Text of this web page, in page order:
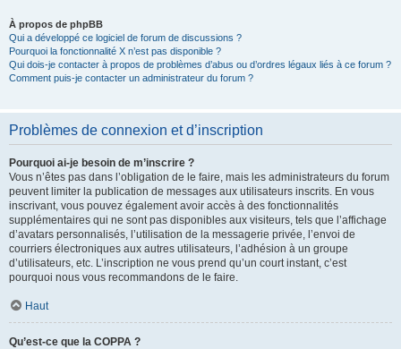
À propos de phpBB
Qui a développé ce logiciel de forum de discussions ?
Pourquoi la fonctionnalité X n’est pas disponible ?
Qui dois-je contacter à propos de problèmes d’abus ou d’ordres légaux liés à ce forum ?
Comment puis-je contacter un administrateur du forum ?
Problèmes de connexion et d’inscription
Pourquoi ai-je besoin de m’inscrire ?
Vous n’êtes pas dans l’obligation de le faire, mais les administrateurs du forum
peuvent limiter la publication de messages aux utilisateurs inscrits. En vous
inscrivant, vous pouvez également avoir accès à des fonctionnalités
supplémentaires qui ne sont pas disponibles aux visiteurs, tels que l’affichage
d’avatars personnalisés, l’utilisation de la messagerie privée, l’envoi de
courriers électroniques aux autres utilisateurs, l’adhésion à un groupe
d’utilisateurs, etc. L’inscription ne vous prend qu’un court instant, c’est
pourquoi nous vous recommandons de le faire.
Haut
Qu’est-ce que la COPPA ?